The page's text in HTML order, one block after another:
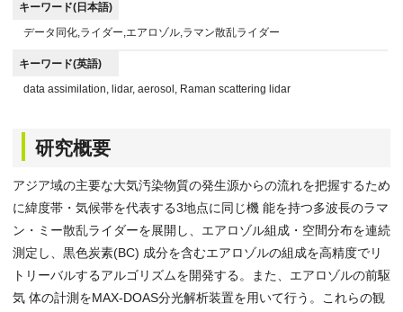
キーワード(日本語)
データ同化,ライダー,エアロゾル,ラマン散乱ライダー
キーワード(英語)
data assimilation, lidar, aerosol, Raman scattering lidar
研究概要
アジア域の主要な大気汚染物質の発生源からの流れを把握するため
に緯度帯・気候帯を代表する3地点に同じ機 能を持つ多波長のラマ
ン・ミー散乱ライダーを展開し、エアロゾル組成・空間分布を連続
測定し、黒色炭素(BC) 成分を含むエアロゾルの組成を高精度でリ
トリーバルするアルゴリズムを開発する。また、エアロゾルの前駆
気 体の計測をMAX-DOAS分光解析装置を用いて行う。これらの観